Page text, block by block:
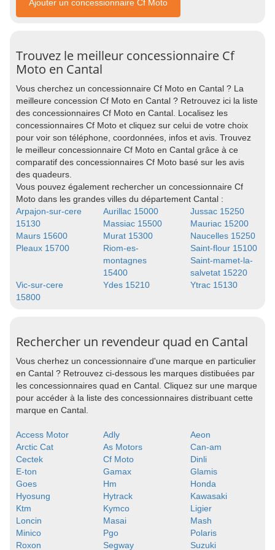
Ajouter un concessionnaire Cf Moto
Trouvez le meilleur concessionnaire Cf
Moto en Cantal
Vous cherchez un concessionnaire Cf Moto en Cantal ? La
meilleure concession Cf Moto en Cantal ? Retrouvez ici la liste
des concessionnaires Cf Moto en Cantal. Localisez les
concessionnaires Cf Moto et cliquez sur celui de votre choix
pour voir son téléphone, coordonnées, infos et avis. Trouvez
le meilleur concessionnaire Cf Moto en Cantal grâce à ce
comparatif des concessionnaires Cf Moto basé sur les avis
des quadeurs.
Vous pouvez également rechercher un concessionnaire Cf
Moto dans les grandes villes du département Cantal :
Arpajon-sur-cere
15130
Aurillac 15000
Jussac 15250
Massiac 15500
Mauriac 15200
Maurs 15600
Murat 15300
Naucelles 15250
Pleaux 15700
Riom-es-
montagnes
15400
Saint-flour 15100
Saint-mamet-la-
salvetat 15220
Vic-sur-cere
15800
Ydes 15210 Ytrac 15130
Rechercher un revendeur quad en Cantal
Vous cherhez un concessionnaire d'une marque en particulier
en Cantal ? Retrouvez ci-dessous les marques distibuées par
les concessionnaires quad en Cantal. Cliquez sur une marque
pour accéder à la liste des concessionnaires distribuant cette
marque en Cantal.
Access Motor Adly
Aeon
Arctic Cat
As Motors
Can-am
Cectek
Cf Moto
Dinli
E-ton
Gamax
Glamis
Goes
Hm
Honda
Hyosung
Hytrack
Kawasaki
Ktm
Kymco
Ligier
Loncin
Masai
Mash
Minico
Pgo
Polaris
Roxon
Segway Suzuki